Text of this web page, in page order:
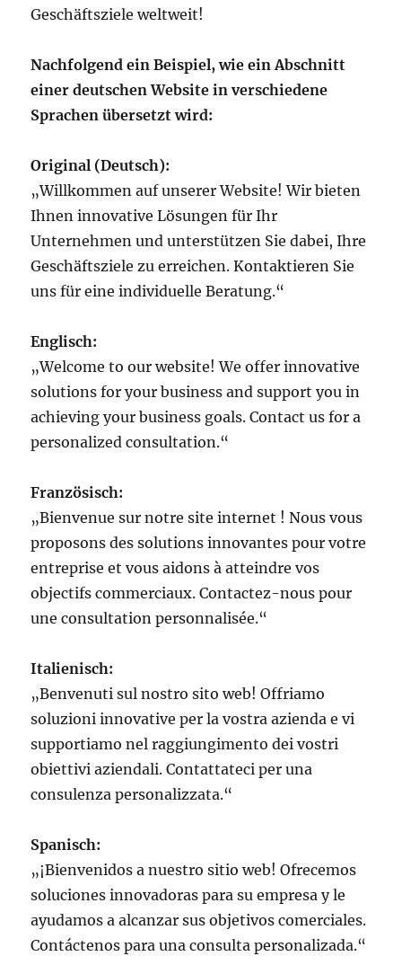
Geschäftsziele weltweit!
Nachfolgend ein Beispiel, wie ein Abschnitt
einer deutschen Website in verschiedene
Sprachen übersetzt wird:
Original (Deutsch):
„Willkommen auf unserer Website! Wir bieten
Ihnen innovative Lösungen für Ihr
Unternehmen und unterstützen Sie dabei, Ihre
Geschäftsziele zu erreichen. Kontaktieren Sie
uns für eine individuelle Beratung.“
Englisch:
„Welcome to our website! We offer innovative
solutions for your business and support you in
achieving your business goals. Contact us for a
personalized consultation.“
Französisch:
„Bienvenue sur notre site internet ! Nous vous
proposons des solutions innovantes pour votre
entreprise et vous aidons à atteindre vos
objectifs commerciaux. Contactez-nous pour
une consultation personnalisée.“
Italienisch:
„Benvenuti sul nostro sito web! Offriamo
soluzioni innovative per la vostra azienda e vi
supportiamo nel raggiungimento dei vostri
obiettivi aziendali. Contattateci per una
consulenza personalizzata.“
Spanisch:
„¡Bienvenidos a nuestro sitio web! Ofrecemos
soluciones innovadoras para su empresa y le
ayudamos a alcanzar sus objetivos comerciales.
Contáctenos para una consulta personalizada.“